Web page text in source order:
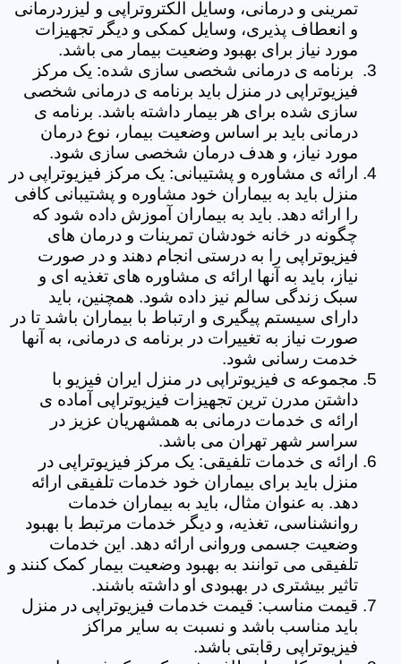
تمرینی و درمانی، وسایل الکتروتراپی و لیزردرمانی
و انعطاف پذیری، وسایل کمکی و دیگر تجهیزات
مورد نیاز برای بهبود وضعیت بیمار می باشد.
برنامه ی درمانی شخصی سازی شده: یک مرکز
فیزیوتراپی در منزل باید برنامه ی درمانی شخصی
سازی شده برای هر بیمار داشته باشد. برنامه ی
درمانی باید بر اساس وضعیت بیمار، نوع درمان
مورد نیاز، و هدف درمان شخصی سازی شود.
ارائه ی مشاوره و پشتیبانی: یک مرکز فیزیوتراپی در
منزل باید به بیماران خود مشاوره و پشتیبانی کافی
را ارائه دهد. باید به بیماران آموزش داده شود که
چگونه در خانه خودشان تمرینات و درمان های
فیزیوتراپی را به درستی انجام دهند و در صورت
نیاز، باید به آنها ارائه ی مشاوره های تغذیه ای و
سبک زندگی سالم نیز داده شود. همچنین، باید
دارای سیستم پیگیری و ارتباط با بیماران باشد تا در
صورت نیاز به تغییرات در برنامه ی درمانی، به آنها
خدمت رسانی شود.
مجموعه ی فیزیوتراپی در منزل ایران فیزیو با
داشتن مدرن ترین تجهیزات فیزیوتراپی آماده ی
ارائه ی خدمات درمانی به همشهریان عزیز در
سراسر شهر تهران می باشد.
ارائه ی خدمات تلفیقی: یک مرکز فیزیوتراپی در
منزل باید برای بیماران خود خدمات تلفیقی ارائه
دهد. به عنوان مثال، باید به بیماران خدمات
روانشناسی، تغذیه، و دیگر خدمات مرتبط با بهبود
وضعیت جسمی وروانی ارائه دهد. این خدمات
تلفیقی می توانند به بهبود وضعیت بیمار کمک کنند و
تاثیر بیشتری در بهبودی او داشته باشند.
قیمت مناسب: قیمت خدمات فیزیوتراپی در منزل
باید مناسب باشد و نسبت به سایر مراکز
فیزیوتراپی رقابتی باشد.